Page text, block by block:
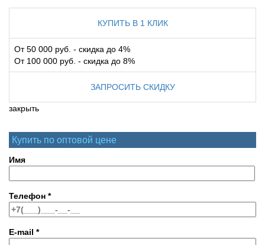
КУПИТЬ В 1 КЛИК
От 50 000 руб. - скидка до 4%
От 100 000 руб. - скидка до 8%
ЗАПРОСИТЬ СКИДКУ
закрыть
Купить по оптовой цене
Имя
Телефон *
E-mail *